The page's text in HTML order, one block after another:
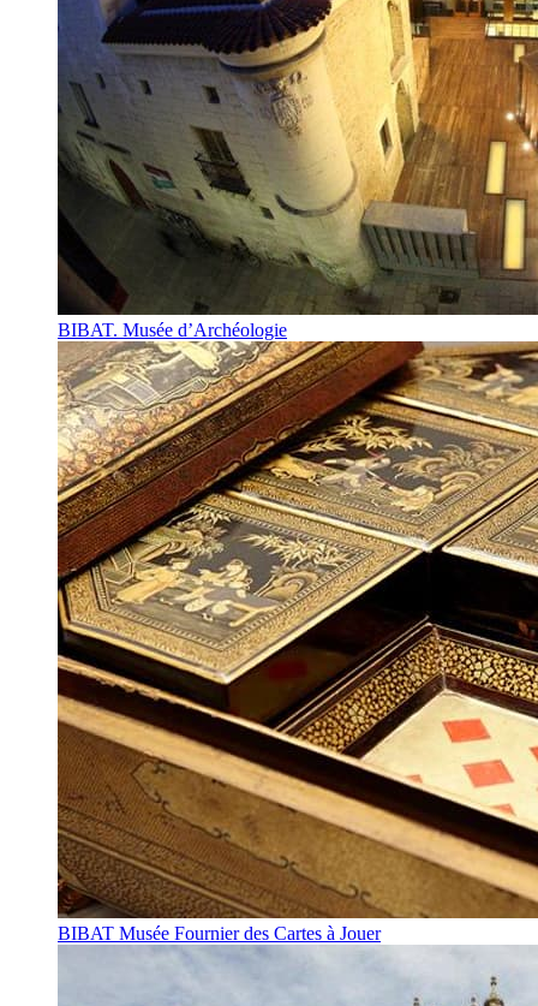
BIBAT. Musée d’Archéologie
BIBAT Musée Fournier des Cartes à Jouer